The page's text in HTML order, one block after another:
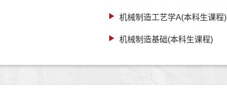
机械制造工艺学A(本科生课程)
机械制造基础(本科生课程)